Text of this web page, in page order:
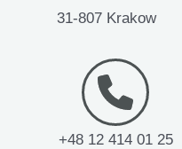
31-807 Krakow
+48 12 414 01 25